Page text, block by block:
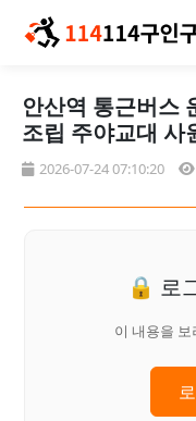
안산역 통근버스
조립 주야교대 사
2026-07-24 07:10:20
🔒 로
이 내용을